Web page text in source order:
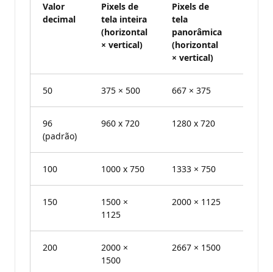
Valor
decimal
Pixels de
tela inteira
(horizontal
× vertical)
Pixels de
tela
panorâmica
(horizontal
× vertical)
50 375 × 500 667 × 375
96
(padrão)
960 x 720 1280 x 720
100 1000 x 750 1333 × 750
150
1500 ×
1125
2000 × 1125
200
2000 ×
1500
2667 × 1500